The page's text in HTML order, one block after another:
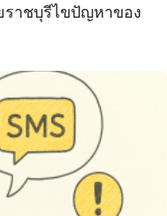
ราชบุรีไขปัญหาของ